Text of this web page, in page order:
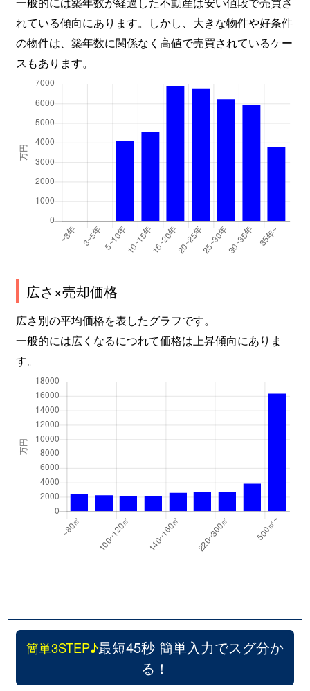
れている傾向にあります。しかし、大きな物件や好条件
の物件は、築年数に関係なく高値で売買されているケー
スもあります。
広さ×売却価格
広さ別の平均価格を表したグラフです。
一般的には広くなるにつれて価格は上昇傾向にありま
す。
簡単3STEP♪最短45秒 簡単入力でスグ分か
る！